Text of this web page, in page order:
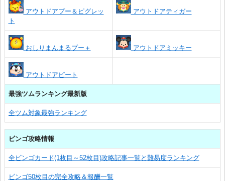
アウトドアプー＆ピグレッ
ト
アウトドアティガー
おしりまんまるプー＋ アウトドアミッキー
アウトドアピート
最強ツムランキング最新版
全ツム対象最強ランキング
ビンゴ攻略情報
全ビンゴカード(1枚目～52枚目)攻略記事一覧と難易度ランキング
ビンゴ50枚目の完全攻略＆報酬一覧